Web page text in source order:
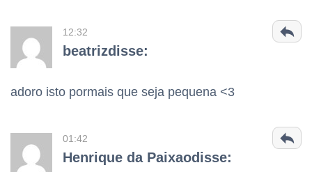
12:32
beatrizdisse:
adoro isto pormais que seja pequena <3
01:42
Henrique da Paixaodisse: